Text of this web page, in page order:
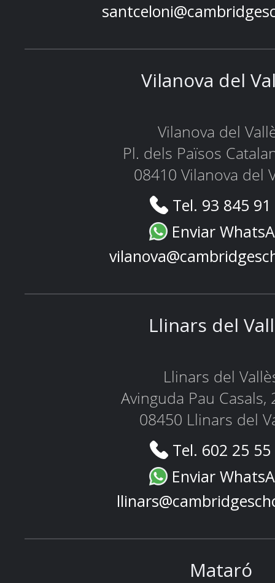
Vilanova del
Vilanova del
Pl. dels Països
08410 Vilanova del
Tel. 93 845
Enviar
Llinars del
Llinars del
Avinguda Pau Casals,
08450 Llinars del
Tel. 602 25
Enviar
Mataró